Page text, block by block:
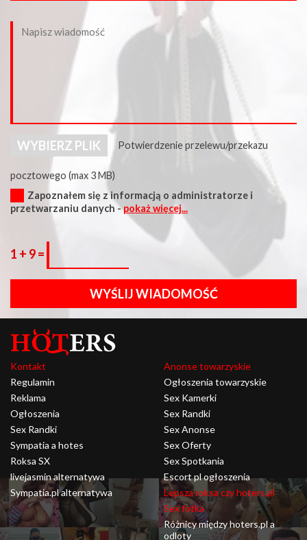
WYBIERZ PLIK Potwierdzenie przelewu/przekazu
pocztowego (max 3 MB)
Zapoznałem się z informacją o administratorze i
przetwarzaniu danych -pokaż więcej...
1 + 9 =
WYŚLIJ WIADOMOŚĆ
Kontakt
Regulamin
Reklama
Ogłoszenia
Sex Randki
Sympatia a hotes
Roksa SX
livejasmin alternatywa
Sympatia.pl alternatywa
Anonse towarzyskie
Ogłoszenia towarzyskie
Sex Kamerki
Sex Randki
Sex Anonse
Sex Oferty
Sex Spotkania
Escort pl ogłoszenia
Lepsza roksa czy hoters.pl
Sex fotka
Różnicy między hoters.pl a
odloty